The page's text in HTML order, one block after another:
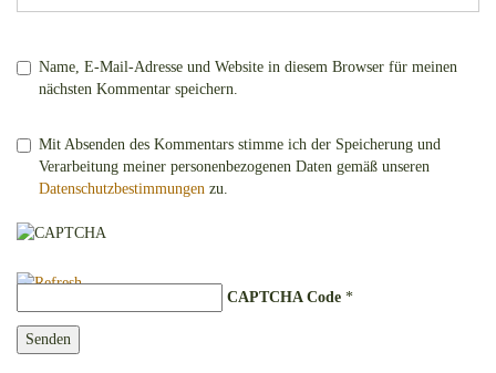
Name, E-Mail-Adresse und Website in diesem Browser für meinen
nächsten Kommentar speichern.
Mit Absenden des Kommentars stimme ich der Speicherung und
Verarbeitung meiner personenbezogenen Daten gemäß unseren
Datenschutzbestimmungen zu.
CAPTCHA Code *